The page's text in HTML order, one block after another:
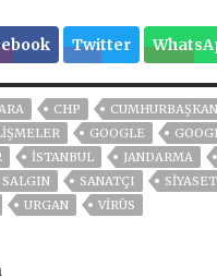
Twitter
CHP
GOOGLE
ISTANBUL JANDARMA
SALGIN SANATÇI SİYASET
URGAN VIRÜS